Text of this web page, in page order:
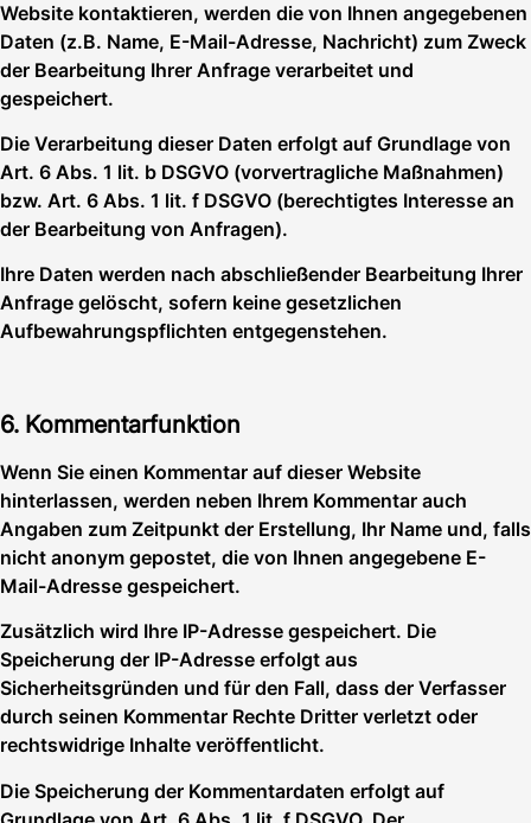
Website kontaktieren, werden die von Ihnen angegebenen
Daten (z.B. Name, E-Mail-Adresse, Nachricht) zum Zweck
der Bearbeitung Ihrer Anfrage verarbeitet und
gespeichert.
Die Verarbeitung dieser Daten erfolgt auf Grundlage von
Art. 6 Abs. 1 lit. b DSGVO (vorvertragliche Maßnahmen)
bzw. Art. 6 Abs. 1 lit. f DSGVO (berechtigtes Interesse an
der Bearbeitung von Anfragen).
Ihre Daten werden nach abschließender Bearbeitung Ihrer
Anfrage gelöscht, sofern keine gesetzlichen
Aufbewahrungspflichten entgegenstehen.
6. Kommentarfunktion
Wenn Sie einen Kommentar auf dieser Website
hinterlassen, werden neben Ihrem Kommentar auch
Angaben zum Zeitpunkt der Erstellung, Ihr Name und, falls
nicht anonym gepostet, die von Ihnen angegebene E-
Mail-Adresse gespeichert.
Zusätzlich wird Ihre IP-Adresse gespeichert. Die
Speicherung der IP-Adresse erfolgt aus
Sicherheitsgründen und für den Fall, dass der Verfasser
durch seinen Kommentar Rechte Dritter verletzt oder
rechtswidrige Inhalte veröffentlicht.
Die Speicherung der Kommentardaten erfolgt auf